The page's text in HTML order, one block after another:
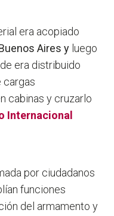
era acopiado
Aires y luego
era distribuido
cargas
cabinas y cruzarlo
Internacional
por ciudadanos
funciones
del armamento y